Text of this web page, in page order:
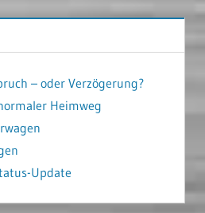
– oder Verzögerung?
Heimweg
Update